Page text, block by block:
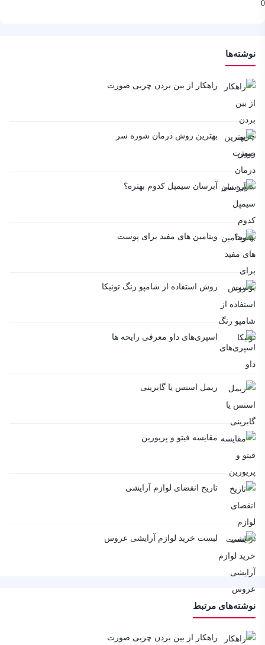
نوشته‌ها
راهکار از بین بردن چربی صورت
بهترین روش درمان شوره سر
آبرسان سیمپل کدوم بهتره؟
ویتامین های مفید برای پوست
روش استفاده از شامپو رنگ تونیکا
اسپری‌های داو معرفی رایحه ها
ریمل اسنس یا گابرینی
مقایسه فیتو و پریورین
تاریخ انقضای لوازم آرایشی
لیست خرید لوازم آرایشی عروس
نوشته‌های مرتبط
راهکار از بین بردن چربی صورت
0